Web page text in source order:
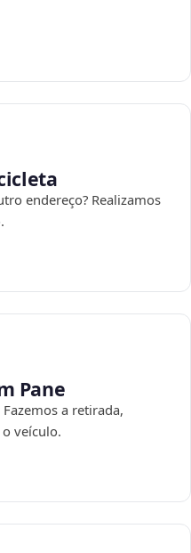
endereço? Realizamos
Pane
a retirada,
veículo.